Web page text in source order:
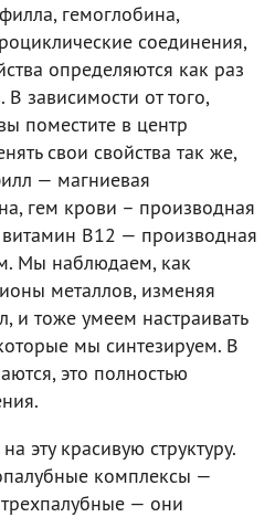
гемоглобина,
соединения,
определяются как раз
зависимости от того,
поместите в центр
свои свойства так же,
— магниевая
гем крови – производная
B12 — производная
Мы наблюдаем, как
металлов, изменяя
и тоже умеем настраивать
мы синтезируем. В
это полностью
эту красивую структуру.
комплексы —
— они